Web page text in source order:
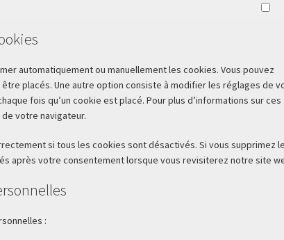
automatiquement ou manuellement les cookies. Vous pouvez
placés. Une autre option consiste à modifier les réglages de
fois qu’un cookie est placé. Pour plus d’informations sur ces
votre navigateur.
si tous les cookies sont désactivés. Si vous supprimez
après votre consentement lorsque vous revisiterez notre site
: